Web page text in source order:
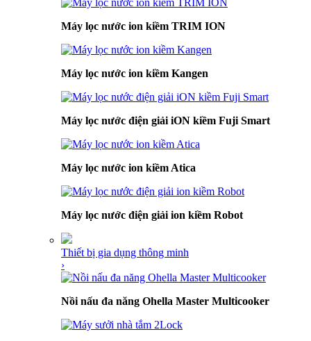
Máy lọc nước ion kiềm TRIM ION
Máy lọc nước ion kiềm Kangen
Máy lọc nước điện giải iON kiềm Fuji Smart
Máy lọc nước ion kiềm Atica
Máy lọc nước điện giải ion kiềm Robot
Thiết bị gia dụng thông minh
›
Nồi nấu đa năng Ohella Master Multicooker